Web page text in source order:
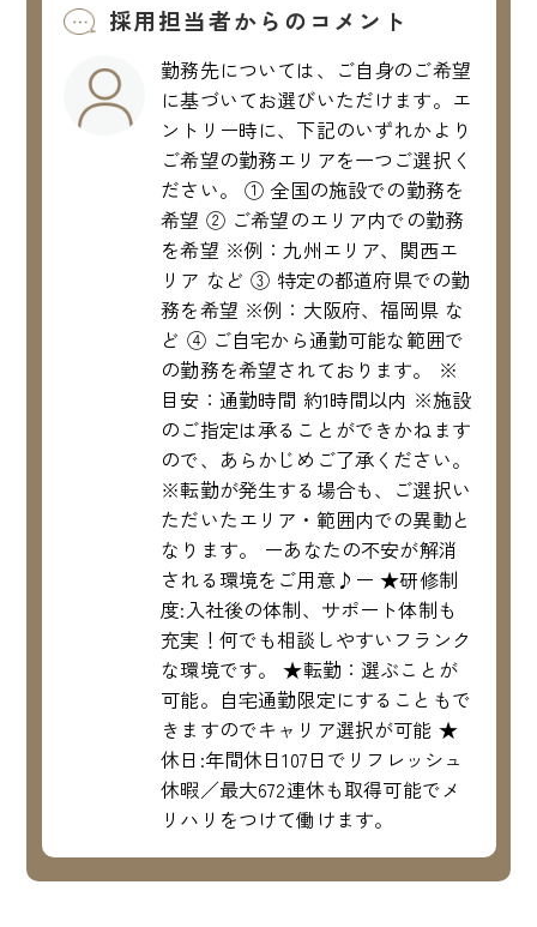
採用担当者からのコメント
勤務先については、ご自身のご希望
に基づいてお選びいただけます。エ
ントリー時に、下記のいずれかより
ご希望の勤務エリアを一つご選択く
ださい。 ① 全国の施設での勤務を
希望 ② ご希望のエリア内での勤務
を希望 ※例：九州エリア、関西エ
リア など ③ 特定の都道府県での勤
務を希望 ※例：大阪府、福岡県 な
ど ④ ご自宅から通勤可能な範囲で
の勤務を希望されております。 ※
目安：通勤時間 約1時間以内 ※施設
のご指定は承ることができかねます
ので、あらかじめご了承ください。
※転勤が発生する場合も、ご選択い
ただいたエリア・範囲内での異動と
なります。 ーあなたの不安が解消
される環境をご用意♪ー ★研修制
度:入社後の体制、サポート体制も
充実！何でも相談しやすいフランク
な環境です。 ★転勤：選ぶことが
可能。自宅通勤限定にすることもで
きますのでキャリア選択が可能 ★
休日:年間休日107日でリフレッシュ
休暇／最大672連休も取得可能でメ
リハリをつけて働けます。